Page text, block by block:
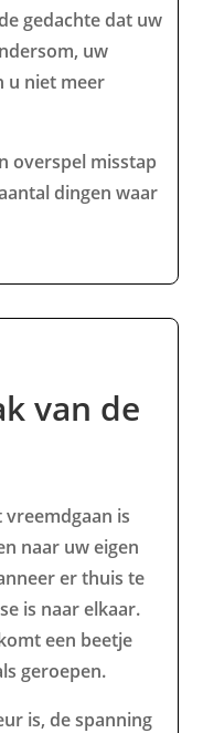
gedachte dat uw
uw
u niet meer
overspel misstap
dingen waar
van de
is
naar uw eigen
er thuis te
is naar elkaar.
een beetje
geroepen.
is, de spanning